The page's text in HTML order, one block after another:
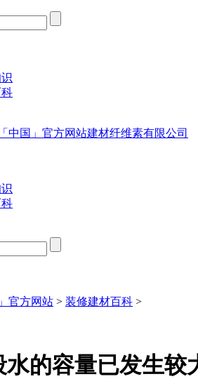
官方网站 > 装修建材百科 >
水的容量已发生较